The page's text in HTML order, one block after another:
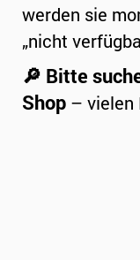
werden sie
„nicht
🔎 Bitte
Shop – vielen